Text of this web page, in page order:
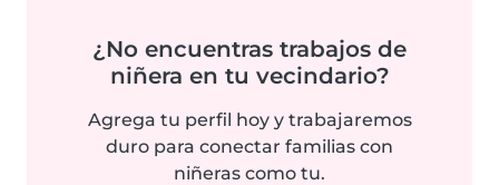
¿No encuentras trabajos de
niñera en tu vecindario?
Agrega tu perfil hoy y trabajaremos
duro para conectar familias con
niñeras como tu.